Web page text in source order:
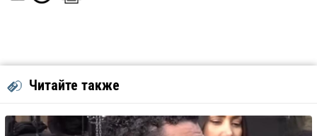
Читайте также